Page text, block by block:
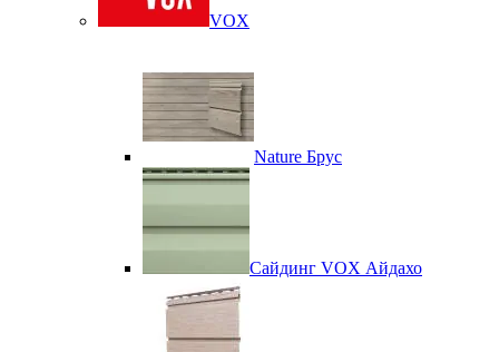
VOX
Nature Брус
Сайдинг VOX Айдахо